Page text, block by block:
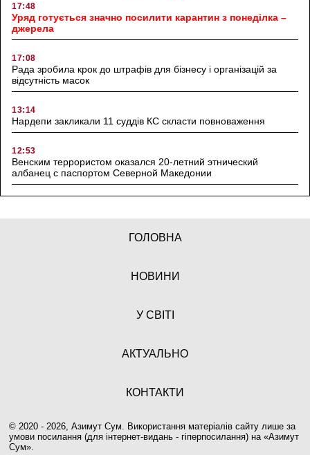
17:48
Уряд готується значно посилити карантин з понеділка –
джерела
17:08
Рада зробила крок до штрафів для бізнесу і організацій за
відсутність масок
13:14
Нардепи закликали 11 суддів КС скласти повноваження
12:53
Венским террористом оказался 20-летний этнический
албанец с паспортом Северной Македонии
ГОЛОВНА
НОВИНИ
У СВІТІ
АКТУАЛЬНО
КОНТАКТИ
© 2020 - 2026, Азимут Сум. Використання матеріалів сайту лише за
умови посилання (для інтернет-видань - гіперпосилання) на «Азимут
Сум».